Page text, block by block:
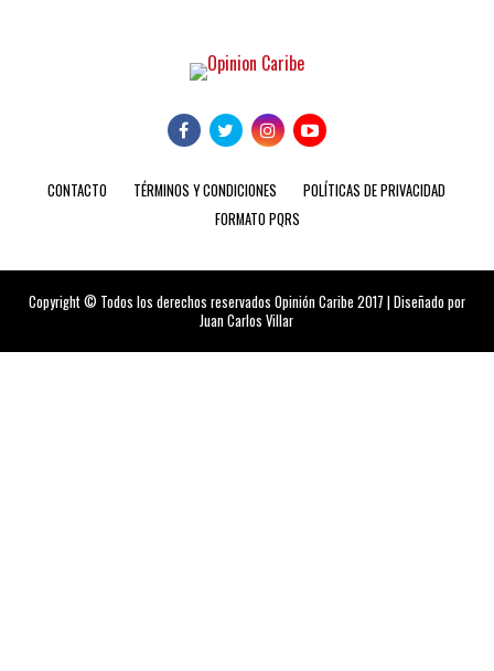
CONTACTO TÉRMINOS Y CONDICIONES
POLÍTICAS DE PRIVACIDAD
FORMATO PQRS
Copyright © Todos los derechos reservados Opinión Caribe 2017 | Diseñado por
Juan Carlos Villar